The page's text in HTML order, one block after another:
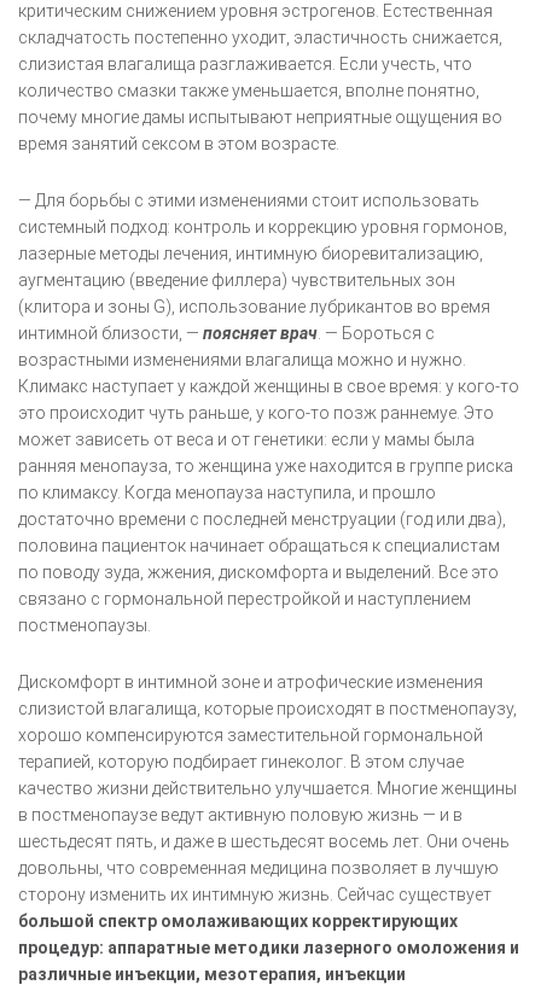
критическим снижением уровня эстрогенов. Естественная
складчатость постепенно уходит, эластичность снижается,
слизистая влагалища разглаживается. Если учесть, что
количество смазки также уменьшается, вполне понятно,
почему многие дамы испытывают неприятные ощущения во
время занятий сексом в этом возрасте.
— Для борьбы с этими изменениями стоит использовать
системный подход: контроль и коррекцию уровня гормонов,
лазерные методы лечения, интимную биоревитализацию,
аугментацию (введение филлера) чувствительных зон
(клитора и зоны G), использование лубрикантов во время
интимной близости, — поясняет врач . — Бороться с
возрастными изменениями влагалища можно и нужно.
Климакс наступает у каждой женщины в свое время: у кого-то
это происходит чуть раньше, у кого-то позж раннемуе. Это
может зависеть от веса и от генетики: если у мамы была
ранняя менопауза, то женщина уже находится в группе риска
по климаксу. Когда менопауза наступила, и прошло
достаточно времени с последней менструации (год или два),
половина пациенток начинает обращаться к специалистам
по поводу зуда, жжения, дискомфорта и выделений. Все это
связано с гормональной перестройкой и наступлением
постменопаузы.
Дискомфорт в интимной зоне и атрофические изменения
слизистой влагалища, которые происходят в постменопаузу,
хорошо компенсируются заместительной гормональной
терапией, которую подбирает гинеколог. В этом случае
качество жизни действительно улучшается. Многие женщины
в постменопаузе ведут активную половую жизнь — и в
шестьдесят пять, и даже в шестьдесят восемь лет. Они очень
довольны, что современная медицина позволяет в лучшую
сторону изменить их интимную жизнь. Сейчас существует
большой спектр омолаживающих корректирующих
процедур: аппаратные методики лазерного омоложения и
различные инъекции, мезотерапия, инъекции